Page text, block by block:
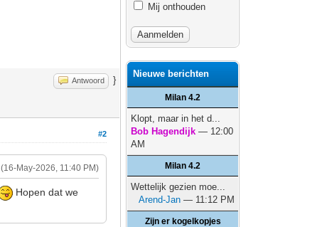
Antwoord }
#2
(16-May-2026, 11:40 PM)
Hopen dat we
Mij onthouden
Nieuwe berichten
Milan 4.2
Klopt, maar in het d...
Bob Hagendijk — 12:00
AM
Milan 4.2
Wettelijk gezien moe...
Arend-Jan — 11:12 PM
Zijn er kogelkopjes